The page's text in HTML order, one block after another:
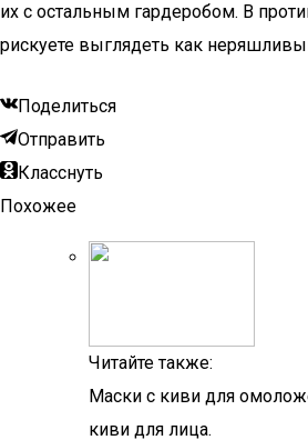
их с остальным гардеробом. В
рискуете выглядеть как
Поделиться
Отправить
Класснуть
Похожее
Читайте также:
Маски с киви для
киви для лица.